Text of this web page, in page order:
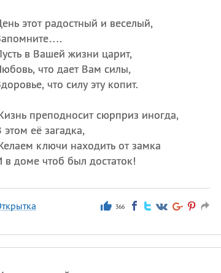
этот радостный и веселый,
в Вашей жизни царит,
что дает Вам силы,
что силу эту копит.
преподносит сюрприз иногда,
этом её загадка,
ключи находить от замка
в доме чтоб был достаток!
366